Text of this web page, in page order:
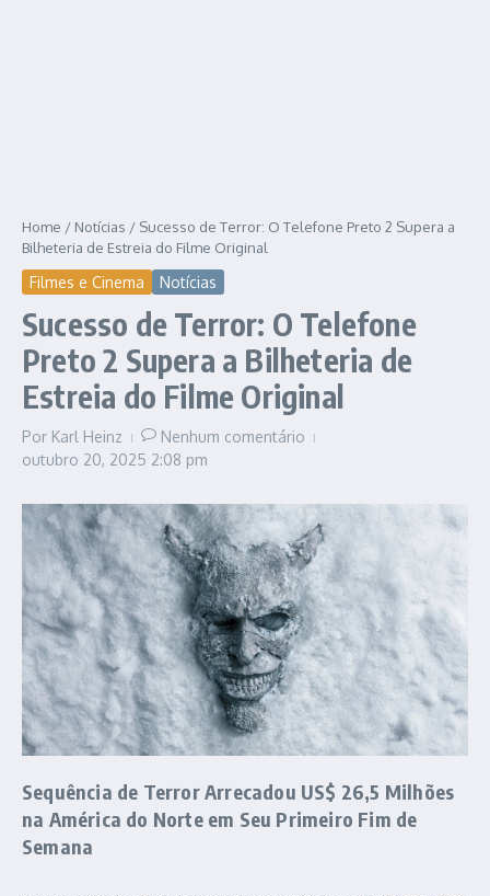
Home / Notícias / Sucesso de Terror: O Telefone Preto 2 Supera a
Bilheteria de Estreia do Filme Original
Filmes e Cinema Notícias
Sucesso de Terror: O Telefone
Preto 2 Supera a Bilheteria de
Estreia do Filme Original
Por Karl Heinz
Nenhum comentário
outubro 20, 2025 2:08 pm
Sequência de Terror Arrecadou US$ 26,5 Milhões
na América do Norte em Seu Primeiro Fim de
Semana